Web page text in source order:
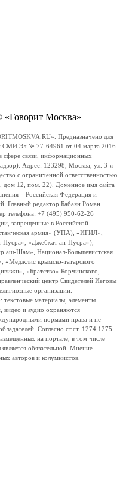
Москва»
Предназначено для
СМИ Эл № 77-64961 от 04 марта 2016
сфере связи, информационных
Адрес: 123298, Москва, ул. 3-я
с ограниченной ответственностью
12, пом. 22). Доменное имя сайта
– Российская Федерация и
Главный редактор Бабаян Роман
телефона: +7 (495) 950-62-26
запрещенные в Российской
армия» (УПА), «ИГИЛ»,
«Джебхат ан-Нусра»),
аш-Шам», Национал-Большевистская
крымско-татарского
«Братство» Корчинского,
центр Свидетелей Иеговы
организации.
материалы, элементы
видео и аудио охраняются
нормами права и не
Согласно ст.ст. 1274,1275
на портале, в том числе
обязательной. Мнение
авторов и колумнистов.